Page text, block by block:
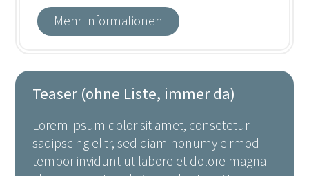
Mehr Informationen
Teaser (ohne Liste, immer da)
Lorem ipsum dolor sit amet, consetetur
sadipscing elitr, sed diam nonumy eirmod
tempor invidunt ut labore et dolore magna